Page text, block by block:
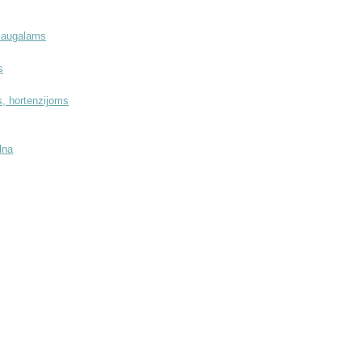
hortenzijoms